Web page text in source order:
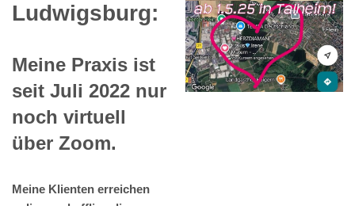
Ludwigsburg:
Meine Praxis ist
seit Juli 2022 nur
noch virtuell
über Zoom.
Meine Klienten erreichen